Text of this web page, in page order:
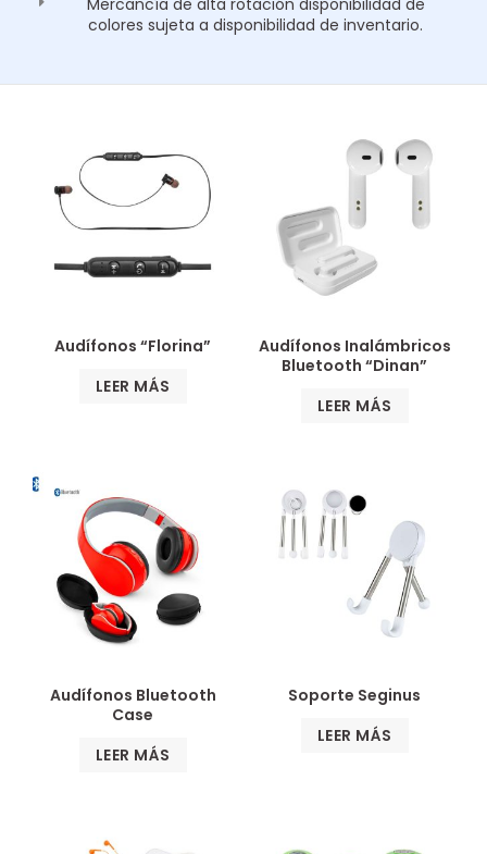
Mercancía de alta rotación disponibilidad de
colores sujeta a disponibilidad de inventario.
Audífonos “Florina”
LEER MÁS
Audífonos Inalámbricos
Bluetooth “Dinan”
LEER MÁS
Audífonos Bluetooth
Case
LEER MÁS
Soporte Seginus
LEER MÁS